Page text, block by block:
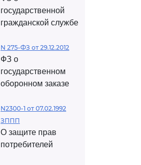
государственной
гражданской службе
N 275-ФЗ от 29.12.2012
ФЗ о
государственном
оборонном заказе
N2300-1 от 07.02.1992
ЗППП
О защите прав
потребителей